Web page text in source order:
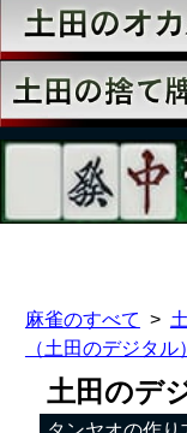
麻雀のすべて
（土田のデジタル）
土田のデ